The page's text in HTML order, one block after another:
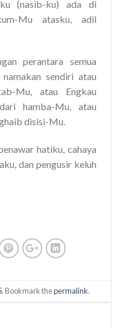
(nasib-ku) ada di
Mu atasku, adil
perantara semua
sendiri atau
Mu, atau Engkau
hamba-Mu, atau
disisi-Mu.
hatiku, cahaya
dan pengusir keluh
. Bookmark thepermalink.